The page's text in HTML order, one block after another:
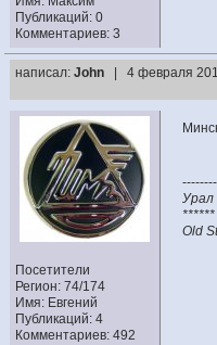
Публикаций: 0
Комментариев: 3
написал: John | 4 февраля
Посетители
Регион: 74/174
Имя: Евгений
Публикаций: 4
Комментариев: 492
Урал
******
Old